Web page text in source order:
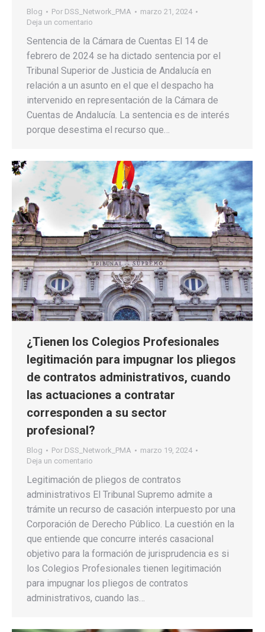
Blog Por DSS_Network_PMA
marzo 21, 2024
Deja un comentario
Sentencia de la Cámara de Cuentas El 14 de
febrero de 2024 se ha dictado sentencia por el
Tribunal Superior de Justicia de Andalucía en
relación a un asunto en el que el despacho ha
intervenido en representación de la Cámara de
Cuentas de Andalucía. La sentencia es de interés
porque desestima el recurso que…
¿Tienen los Colegios Profesionales
legitimación para impugnar los pliegos
de contratos administrativos, cuando
las actuaciones a contratar
corresponden a su sector
profesional?
Blog Por DSS_Network_PMA
marzo 19, 2024
Deja un comentario
Legitimación de pliegos de contratos
administrativos El Tribunal Supremo admite a
trámite un recurso de casación interpuesto por una
Corporación de Derecho Público. La cuestión en la
que entiende que concurre interés casacional
objetivo para la formación de jurisprudencia es si
los Colegios Profesionales tienen legitimación
para impugnar los pliegos de contratos
administrativos, cuando las…